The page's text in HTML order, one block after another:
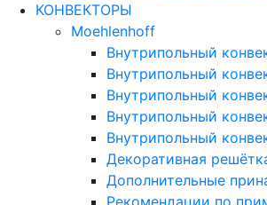
КОНВЕКТОРЫ
Moehlenhoff
Внутрипольный
Внутрипольный
Внутрипольный
Внутрипольный
Внутрипольный
Декоративная
Дополнительные
Рекомендации по